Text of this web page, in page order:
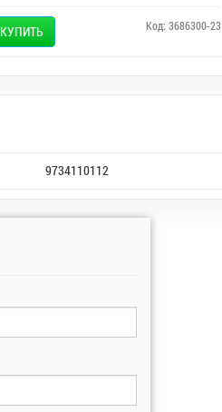
КУПИТЬ Код: 3686300-23
9734110112